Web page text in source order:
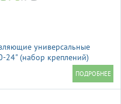
универсальные
24" (набор креплений)
в сложенном/раздвинутом